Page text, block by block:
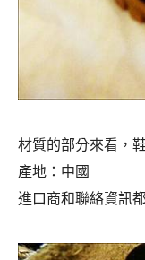
材質的部分來看，
產地：中國
進口商和聯絡資訊